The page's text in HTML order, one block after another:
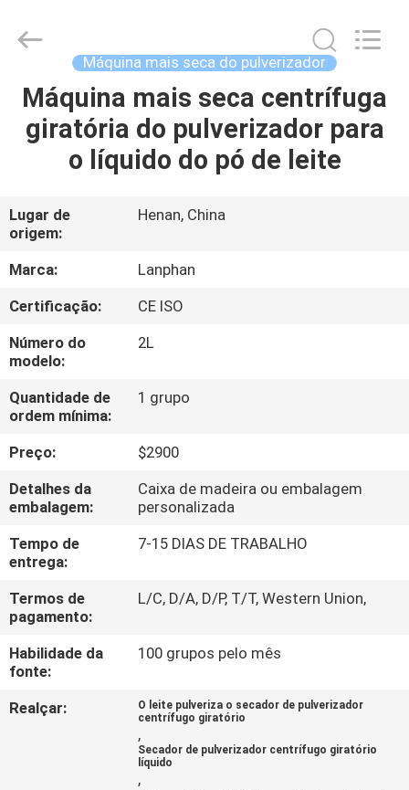
CASA
PRODUTOS
VÍDEOS
SOBRE
NÓS
EXCURSÃO
DA
FÁBRICA
CONTROLE
DA
QUALIDADE
CONTACTE-
NOS
UMAS
Lanphan
Industry
Reserved.
Máquina mais seca do pulverizador
Máquina mais seca centrífuga
giratória do pulverizador para
o líquido do pó de leite
Lugar de
origem:
Henan, China
Marca:
Lanphan
Certificação:
CE ISO
Número do
modelo:
2L
Quantidade de
ordem mínima:
1 grupo
Preço:
$2900
Detalhes da
embalagem:
Caixa de madeira ou embalagem
personalizada
Tempo de
entrega:
7-15 DIAS DE TRABALHO
Termos de
pagamento:
L/C, D/A, D/P, T/T, Western Union,
Habilidade da
fonte:
100 grupos pelo mês
Realçar:
O leite pulveriza o secador de pulverizador
centrífugo giratório
,
Secador de pulverizador centrífugo giratório
líquido
,